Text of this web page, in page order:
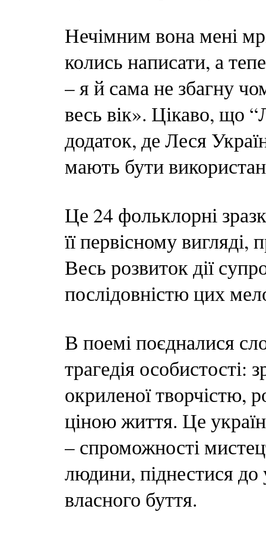
Нечімним вона мені
колись написати, а
– я й сама не збагну
весь вік». Цікаво, що
додаток, де Леся
мають бути
Це 24 фольклорні
її первісному
Весь розвиток дії
послідовністю цих
В поемі поєдналися
трагедія особистості:
окриленої творчістю,
ціною життя. Це
– спроможності
людини, піднестися до
власного буття.